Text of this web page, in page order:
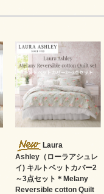
Laura
Ashley（ローラアシュレ
イ) キルトベットカバー2
～3点セット＊Melany
Reversible cotton Quilt